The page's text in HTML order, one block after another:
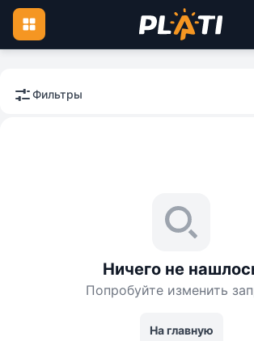
Фильтры
Ничего не
Попробуйте изменить
На главную